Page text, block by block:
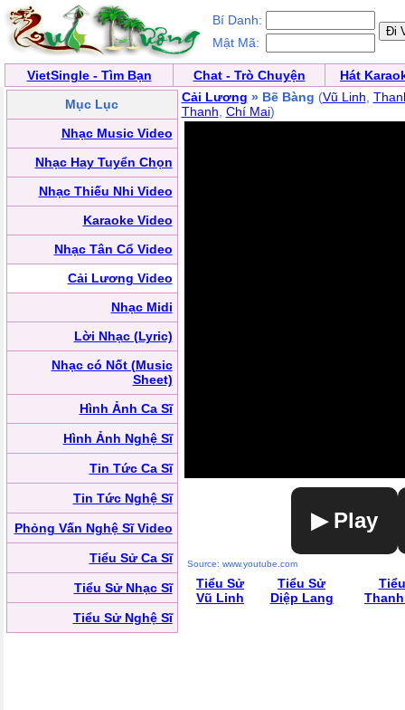
Bí Danh:
Mật Mã:
VietSingle - Tìm Bạn Chat - Trò Chuyện
Hát
Mục Lục
Nhạc Music Video
Nhạc Hay Tuyển Chọn
Nhạc Thiếu Nhi Video
Karaoke Video
Nhạc Tân Cổ Video
Cải Lương Video
Nhạc Midi
Lời Nhạc (Lyric)
Nhạc có Nốt (Music
Sheet)
Hình Ảnh Ca Sĩ
Hình Ảnh Nghệ Sĩ
Tin Tức Ca Sĩ
Tin Tức Nghệ Sĩ
Phỏng Vấn Nghệ Sĩ Video
Tiểu Sử Ca Sĩ
Tiểu Sử Nhạc Sĩ
Tiểu Sử Nghệ Sĩ
Cải Lương » Bẽ Bàng (Vũ Linh
Thanh Chí Mai)
▶ Play
Source: www.youtube.com
Tiểu Sử
Vũ Linh
Tiểu Sử
Diệp Lang